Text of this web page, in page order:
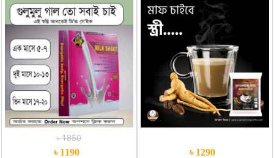
৳ 1190
৳ 1850
৳ 1290